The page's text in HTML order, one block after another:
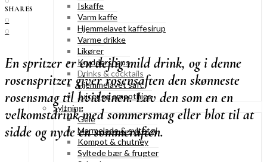
Iskaffe
Varm kaffe
Hjemmelavet kaffesirup
Varme drikke
Likører
Kryddersnaps
Drinks & cocktails
Hjemmelavet saft
Juicer og smoothies
Syltning
Gelé
Marmelade & syltetøj
Kompot & chutney
Syltede bær & frugter
SHARES
0
0
En spritzer er en dejlig mild drink, og i denne
rosenspritzer giver rosensaften den skønneste
rosensmag til hvidvinen. Lav den som en en
velkomstdrink med sommersmag eller blot til at
sidde og nyde en sommeraften.